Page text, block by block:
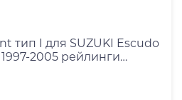
тип I для SUZUKI Escudo
2005 рейлинги